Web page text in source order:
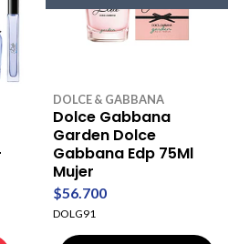
DOLCE & GABBANA
Dolce Gabbana
Garden Dolce
Gabbana Edp 75Ml
Mujer
$56.700
DOLG91